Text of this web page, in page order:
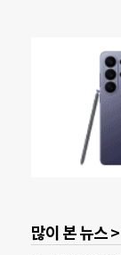
많이 본 뉴스 >